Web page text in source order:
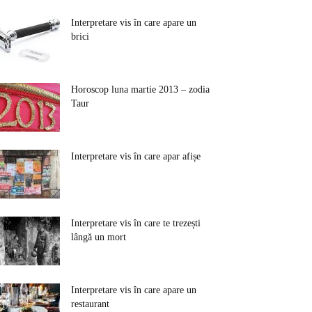
Interpretare vis în care apare un
brici
Horoscop luna martie 2013 – zodia
Taur
Interpretare vis în care apar afișe
Interpretare vis în care te trezești
lângă un mort
Interpretare vis în care apare un
restaurant